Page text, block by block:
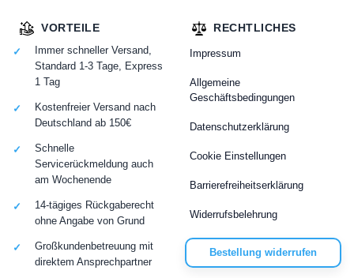
RECHTLICHES
Impressum
Allgemeine
Geschäftsbedingungen
Datenschutzerklärung
Cookie Einstellungen
Barrierefreiheitserklärung
Widerrufsbelehrung
Bestellung widerrufen
VORTEILE
Immer schneller Versand,
Standard 1-3 Tage, Express
1 Tag
Kostenfreier Versand nach
Deutschland ab 150€
Schnelle
Servicerückmeldung auch
am Wochenende
14-tägiges Rückgaberecht
ohne Angabe von Grund
Großkundenbetreuung mit
direktem Ansprechpartner